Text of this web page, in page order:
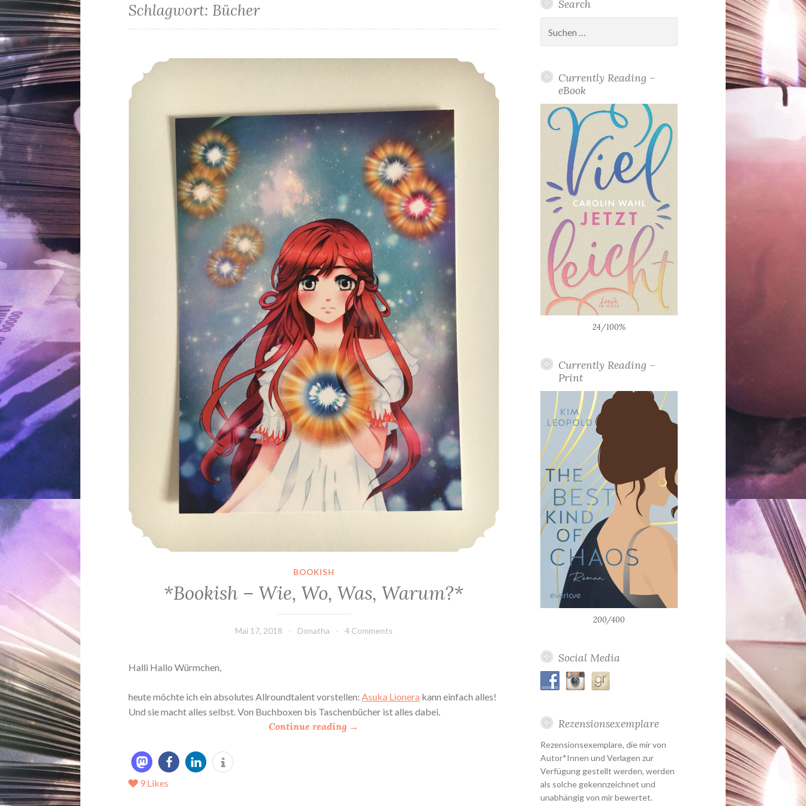
Schlagwort: Bücher
*Bookish – Wie, Wo, Was, Warum?*
BOOKISH
*Bookish – Wie, Wo, Was, Warum?*
Mai 17, 2018 Donatha 4 Comments
Halli Hallo Würmchen,
heute möchte ich ein absolutes Allroundtalent vorstellen: Asuka Lionera kann einfach alles!
Und sie macht alles selbst. Von Buchboxen bis Taschenbücher ist alles dabei.
Continue reading “→
9 Likes
Search
nach:
Currently Reading –
eBook
24/100%
Currently Reading –
Print
200/400
Social Media
Rezensionsexemplare
Rezensionsexemplare, die mir von
Autor*Innen und Verlagen zur
Verfügung gestellt werden, werden
als solche gekennzeichnet und
unabhängig von mir bewertet.